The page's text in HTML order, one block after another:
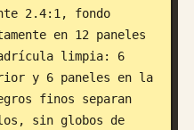
2.4:1, fondo
en 12 paneles
limpia: 6
y 6 paneles en la
finos separan
sin globos de